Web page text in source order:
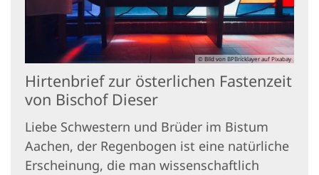
© Bild von BPBricklayer auf Pixabay
Hirtenbrief zur österlichen Fastenzeit
von Bischof Dieser
Liebe Schwestern und Brüder im Bistum
Aachen, der Regenbogen ist eine natürliche
Erscheinung, die man wissenschaftlich